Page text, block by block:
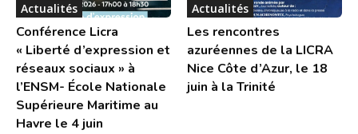
Actualités
Conférence Licra
« Liberté d’expression et
réseaux sociaux » à
l’ENSM- École Nationale
Supérieure Maritime au
Havre le 4 juin
Actualités
Les rencontres
azuréennes de la LICRA
Nice Côte d’Azur, le 18
juin à la Trinité